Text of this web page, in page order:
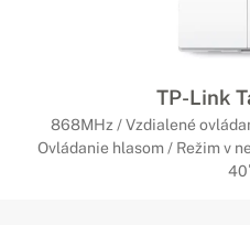
TP-Link
868MHz / Vzdialené
Ovládanie hlasom / Režim v